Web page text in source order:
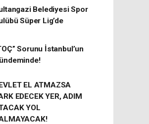
Belediyesi Spor
Süper Lig’de
Sorunu İstanbul’un
EL ATMAZSA
EDECEK YER, ADIM
YOL